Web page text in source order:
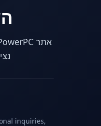
inquiries,